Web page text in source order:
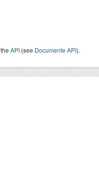
API (see Documente API).